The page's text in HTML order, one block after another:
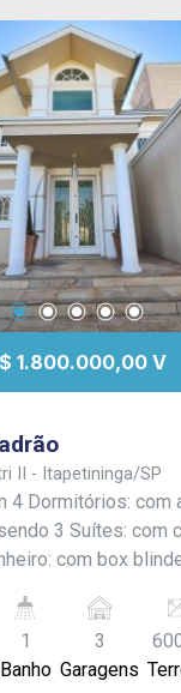
1.800.000,00 V
II - Itapetininga/SP
4 Dormitórios: com
3 Suítes: com
com box
de TV, Cozinha:
Área de
com grama,
1
Banho
3
Garagens